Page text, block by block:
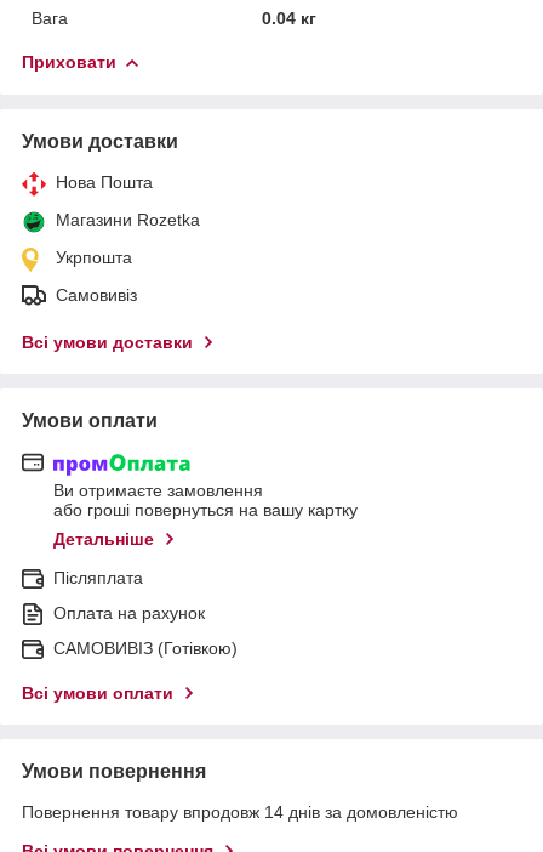
Вага
0.04 кг
Приховати
Умови доставки
Нова Пошта
Магазини Rozetka
Укрпошта
Самовивіз
Всі умови доставки
Умови оплати
Ви отримаєте замовлення
або гроші повернуться на вашу картку
Детальніше
Післяплата
Оплата на рахунок
САМОВИВІЗ (Готівкою)
Всі умови оплати
Умови повернення
Повернення товару впродовж 14 днів за домовленістю